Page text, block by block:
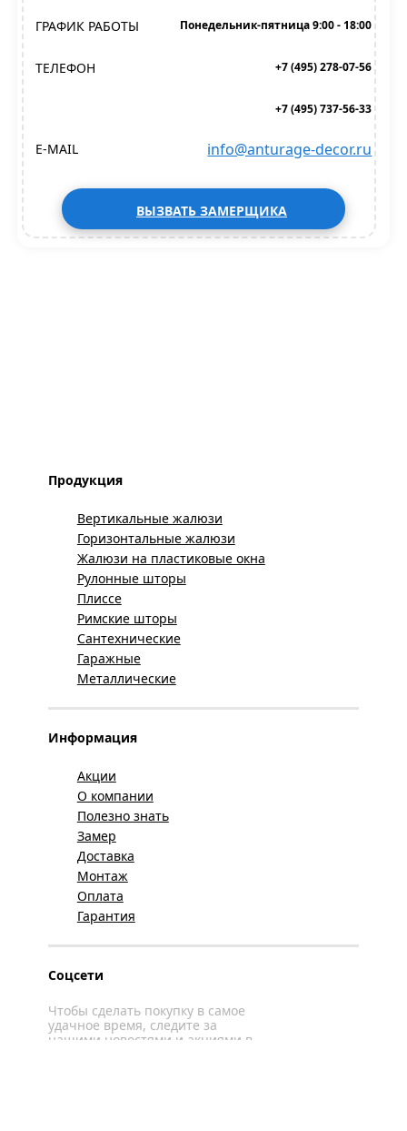
ГРАФИК РАБОТЫ Понедельник-пятница 9:00 - 18:00
ТЕЛЕФОН +7 (495) 278-07-56
+7 (495) 737-56-33
E-MAIL info@anturage-decor.ru
ВЫЗВАТЬ ЗАМЕРЩИКА
Продукция
Вертикальные жалюзи
Горизонтальные жалюзи
Жалюзи на пластиковые окна
Рулонные шторы
Плиссе
Римские шторы
Сантехнические
Гаражные
Металлические
Информация
Акции
О компании
Полезно знать
Замер
Доставка
Монтаж
Оплата
Гарантия
Соцсети
Чтобы сделать покупку в самое
удачное время, следите за
нашими новостями и акциями в